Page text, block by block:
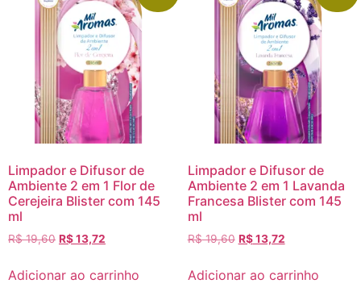
Limpador e Difusor de
Ambiente 2 em 1 Flor de
Cerejeira Blister com 145
ml
R$19,60 R$13,72
Adicionar ao carrinho
Limpador e Difusor de
Ambiente 2 em 1 Lavanda
Francesa Blister com 145
ml
R$19,60 R$13,72
Adicionar ao carrinho